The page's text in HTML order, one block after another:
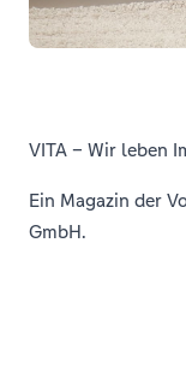
VITA – Wir leben
Ein Magazin der
GmbH.